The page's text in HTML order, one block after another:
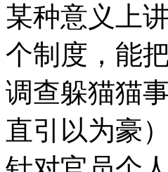
某种意义上
个制度，能
调查躲猫猫
直引以为豪